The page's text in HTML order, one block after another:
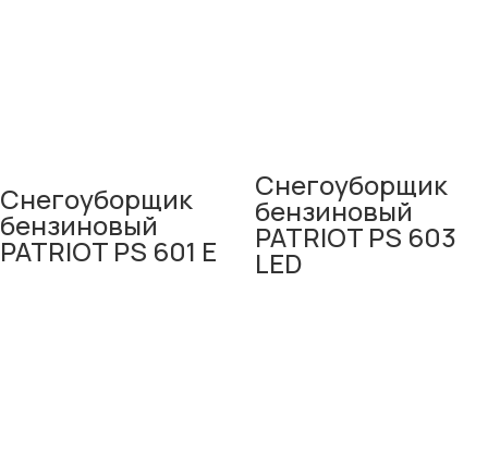
Снегоуборщик
бензиновый
PATRIOT PS 601 E
Снегоуборщик
бензиновый
PATRIOT PS 603
LED